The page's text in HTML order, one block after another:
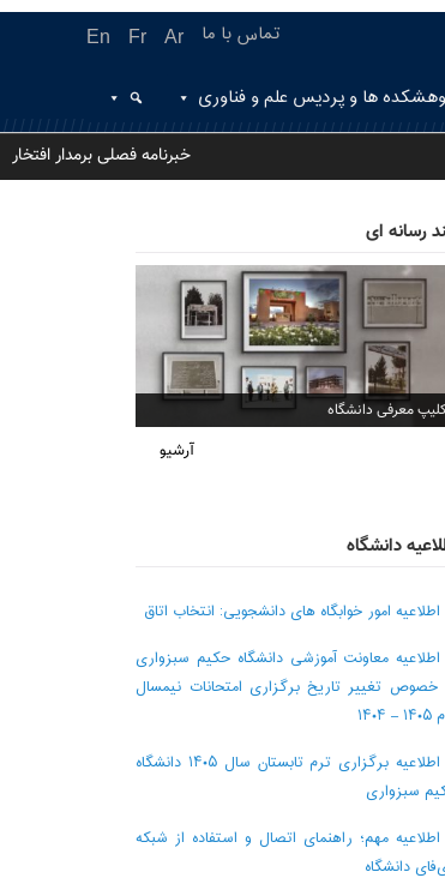
En Fr Ar تماس با ما
ها و پردیس علم و فناوری
خبرنامه فصلی برمدار افتخار
رسانه ای
معرفی دانشگاه
آرشیو
دانشگاه
اطلاعیه امور خوابگاه های دانشجویی: انتخاب اتاق
اطلاعیه معاونت آموزشی دانشگاه حکیم سبزواری
خصوص تغییر تاریخ برگزاری امتحانات نیمسال
اطلاعیه برگزاری ترم تابستان سال ۱۴۰۵ دانشگاه
سبزواری
اطلاعیه مهم؛ راهنمای اتصال و استفاده از شبکه
دانشگاه